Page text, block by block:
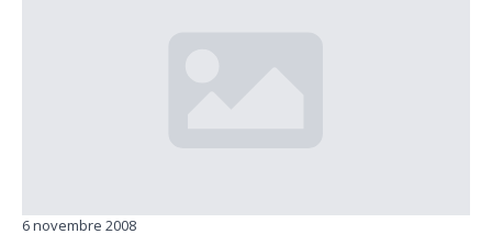
6 novembre 2008